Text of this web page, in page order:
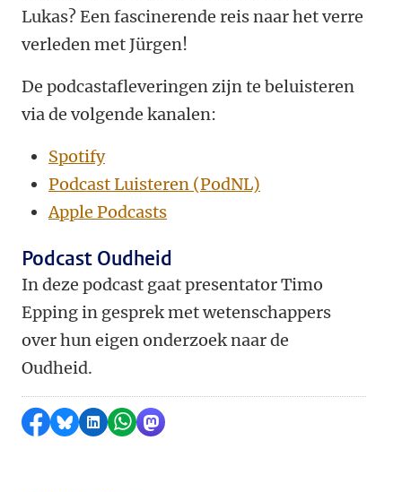
Lukas? Een fascinerende reis naar het verre
verleden met Jürgen!
De podcastafleveringen zijn te beluisteren
via de volgende kanalen:
Spotify
Podcast Luisteren (PodNL)
Apple Podcasts
Podcast Oudheid
In deze podcast gaat presentator Timo
Epping in gesprek met wetenschappers
over hun eigen onderzoek naar de
Oudheid.
Delen op Facebook
Delen via Bluesky
Delen op LinkedIn
Delen via WhatsApp
Delen via Mastodon